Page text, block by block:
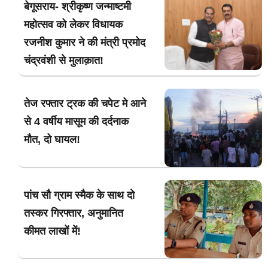
बेगूसराय- श्रीकृष्ण जन्माष्टमी
महोत्सव को लेकर विधायक
रजनीश कुमार ने की मंत्री प्रमोद
चंद्रवंशी से मुलाक़ात!
तेज रफ्तार ट्रक की चपेट मे आने
से 4 वर्षीय मासूम की दर्दनाक
मौत, दो घायल!
पांच सौ ग्राम स्मैक के साथ दो
तस्कर गिरफ्तार, अनुमानित
कीमत लाखों में!